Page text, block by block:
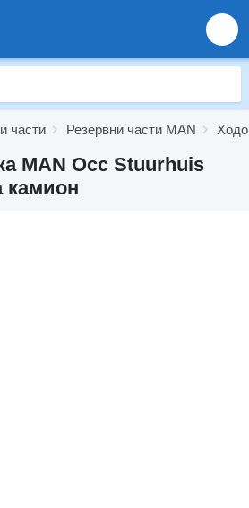
части Резервни части MAN
MAN Occ Stuurhuis
камион